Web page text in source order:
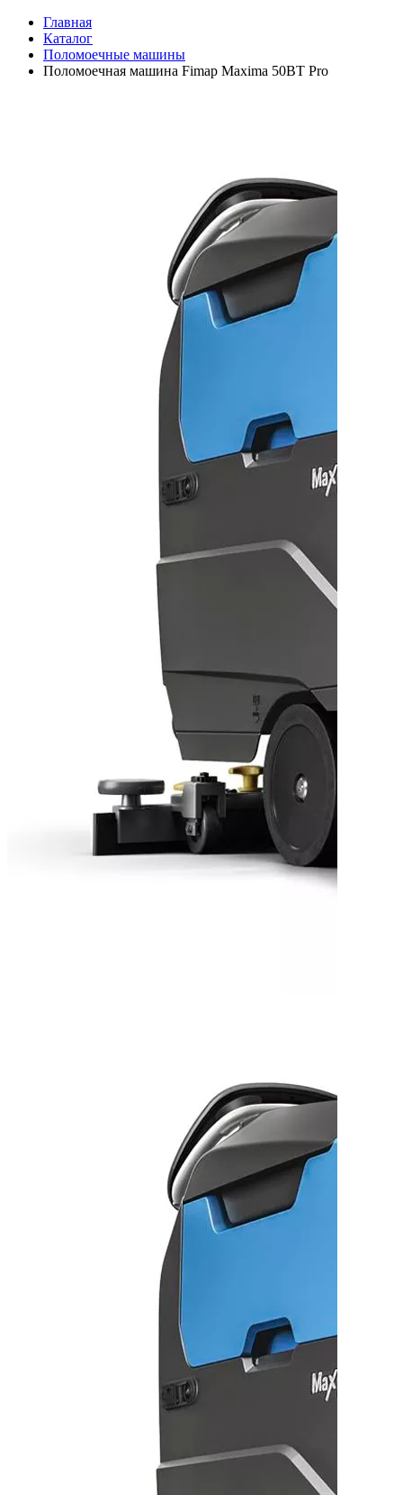
Главная
Каталог
Поломоечные машины
Поломоечная машина Fimap Maxima 50BT Pro